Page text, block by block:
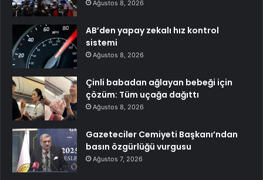
Ağustos 8, 2026
AB’den yapay zekalı hız kontrol
sistemi
Ağustos 8, 2026
Çinli babadan ağlayan bebeği için
çözüm: Tüm uçağa dağıttı
Ağustos 8, 2026
Gazeteciler Cemiyeti Başkanı’ndan
basın özgürlüğü vurgusu
Ağustos 7, 2026